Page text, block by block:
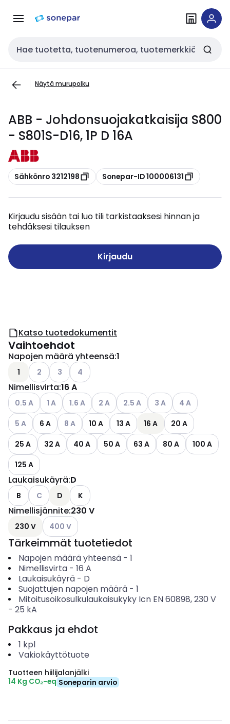
navigointiinsisältöön
Haku
Näytä murupolku
ABB - Johdonsuojakatkaisija S800
- S801S-D16, 1P D 16A
Kopioi
Sähkönro 3212198 Kopioi
Sonepar-ID 100006131
Kirjaudu sisään tai luo tili tarkistaaksesi hinnan ja
tehdäksesi tilauksen
Kirjaudu
Katso tuotedokumentit
Vaihtoehdot
Napojen määrä yhteensä:1
1 Katso käytettävissä olevat vaihtoehdot
2 Katso käytettävissä olevat vaihtoehdot
3 Katso käytettävissä olevat vaihtoehdot
4
Nimellisvirta:16 A
Katso käytettävissä olevat vaihtoehdot
0.5 A Katso käytettävissä olevat vaihtoehdot
1 A Katso käytettävissä olevat vaihtoehdot
1.6 A Katso käytettävissä olevat
2 A Katso käytettävissä olevat
2.5 A Katso käytettävissä
3 A Katso
4 A
Katso käytettävissä olevat vaihtoehdot
5 A 6 A Katso käytettävissä olevat vaihtoehdot
8 A 10 A 13 A 16 A
20 A
25 A
32 A 40 A 50 A 63 A 80 A
100 A
125 A
Laukaisukäyrä:D
B Katso käytettävissä olevat vaihtoehdot
C D K
Nimellisjännite:230 V
230 V Katso käytettävissä olevat vaihtoehdot
400 V
Tärkeimmät tuotetiedot
Napojen määrä yhteensä- 1
Nimellisvirta- 16 A
Laukaisukäyrä- D
Suojattujen napojen määrä- 1
Mitoitusoikosulkulaukaisukyky Icn EN 60898, 230 V
- 25 kA
Pakkaus ja ehdot
1 kpl
Vakiokäyttötuote
Tuotteen hiilijalanjälki
14 Kg CO₂-eq Soneparin arvio